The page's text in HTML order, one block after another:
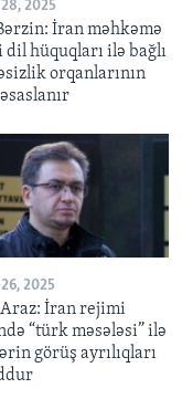
28, 2025
İran məhkəmə
dil hüquqları ilə bağlı
orqanlarının
2025
İran rejimi
“türk məsələsi” ilə
görüş ayrılıqları